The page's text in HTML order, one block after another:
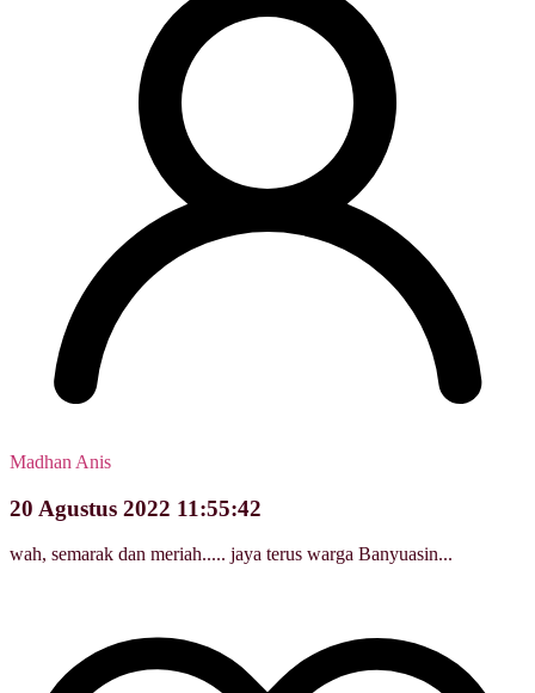
Madhan Anis
20 Agustus 2022 11:55:42
wah, semarak dan meriah..... jaya terus warga Banyuasin...